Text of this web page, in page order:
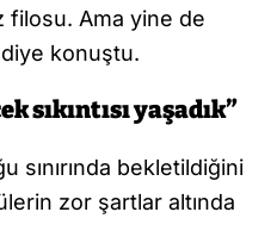
filosu. Ama yine de
konuştu.
sıkıntısı yaşadık”
sınırında bekletildiğini
zor şartlar altında